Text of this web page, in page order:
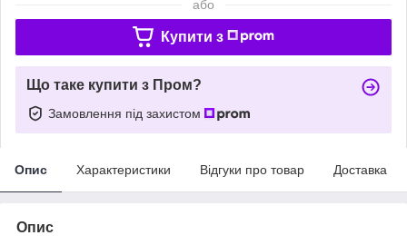
або
Купити з
Що таке купити з Пром?
Замовлення під захистом
Опис Характеристики Відгуки про товар Доставка
Опис